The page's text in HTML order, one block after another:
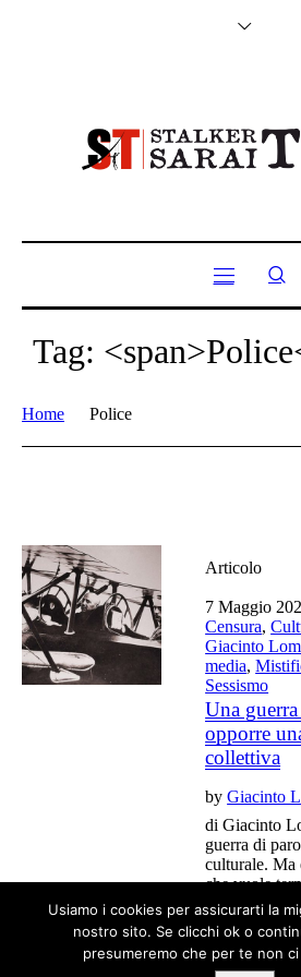
Tag:
Home Police
Articolo
7 Maggio
Censura,
Giacinto
media,
Sessismo
Una
opporre
collettiva
byGiacinto
di Giacinto
guerra di
culturale. Ma
che vuole
redenzione e
Usiamo i cookies per assicurarti la
nostro sito. Se clicchi ok o
presumeremo che per te non